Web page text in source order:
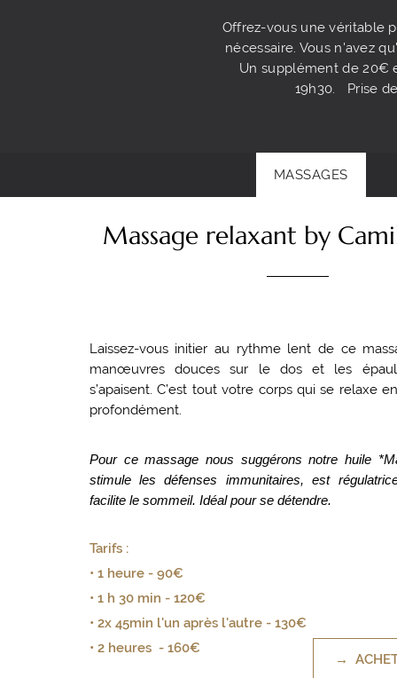
Offrez-vous une véritable
nécessaire. Vous n'avez
Un supplément de 20€
19h30. Prise
MASSAGES
Massage relaxant by
Laissez-vous initier au rythme lent de ce
manœuvres douces sur le dos et les
s’apaisent. C’est tout votre corps qui se relaxe
profondément.
Pour ce massage nous suggérons notre huile
stimule les défenses immunitaires, est
facilite le sommeil. Idéal pour se détendre.
Tarifs :
• 1 heure - 90€
• 1 h 30 min - 120€
• 2x 45min l'un après l'autre - 130€
→
• 2 heures - 160€